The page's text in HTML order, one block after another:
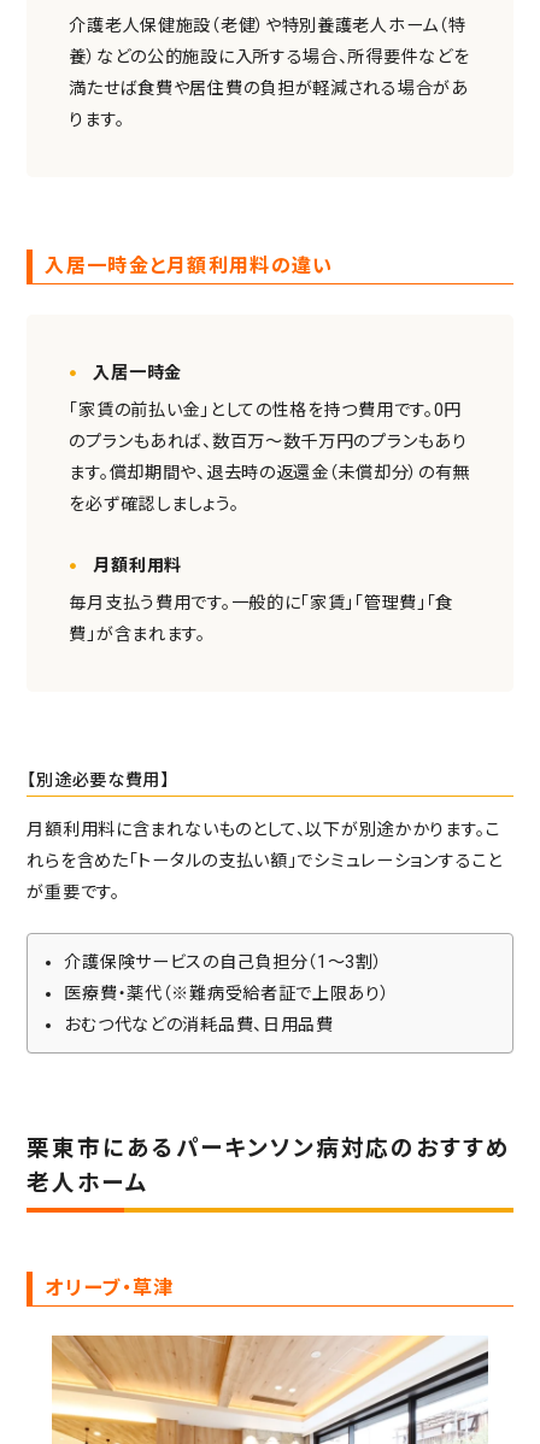
介護老人保健施設（老健）や特別養護老人ホーム（特
養）などの公的施設に入所する場合、所得要件などを
満たせば食費や居住費の負担が軽減される場合があ
ります。
入居一時金と月額利用料の違い
入居一時金
「家賃の前払い金」としての性格を持つ費用です。0円
のプランもあれば、数百万〜数千万円のプランもあり
ます。償却期間や、退去時の返還金（未償却分）の有無
を必ず確認しましょう。
月額利用料
毎月支払う費用です。一般的に「家賃」「管理費」「食
費」が含まれます。
【別途必要な費用】
月額利用料に含まれないものとして、以下が別途かかります。こ
れらを含めた「トータルの支払い額」でシミュレーションすること
が重要です。
介護保険サービスの自己負担分（1〜3割）
医療費・薬代（※難病受給者証で上限あり）
おむつ代などの消耗品費、日用品費
栗東市にあるパーキンソン病対応のおすすめ
老人ホーム
オリーブ・草津